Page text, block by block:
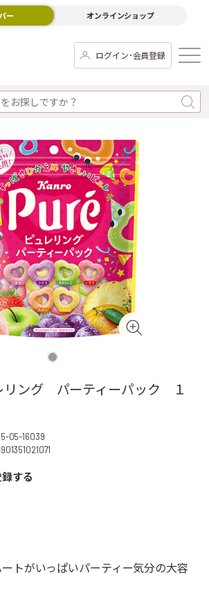
ー オンラインショップ
ログイン･会員登録
ング パーティーパック １
05-16039
する
トがいっぱいパーティー気分の大容